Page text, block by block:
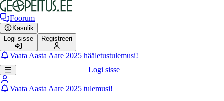
Foorum
Kasulik
Logi sisse
Registreeri
Vaata Aasta Aare 2025 hääletustulemusi!
Logi sisse
Vaata Aasta Aare 2025 tulemusi!